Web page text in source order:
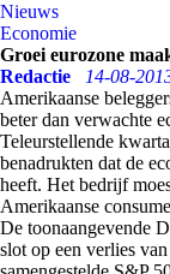
Nieuws
Economie
Groei eurozone
Redactie
14-08-
Amerikaanse
beter dan verwachte
Teleurstellende
benadrukten dat de
heeft. Het bedrijf
Amerikaanse
De toonaangevende
slot op een verlies